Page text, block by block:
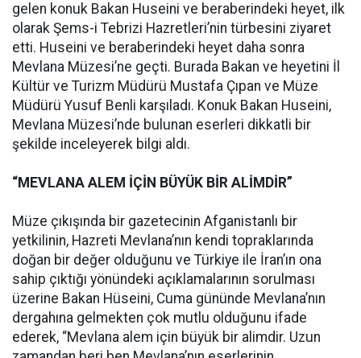
gelen konuk Bakan Huseini ve beraberindeki heyet, ilk
olarak Şems-i Tebrizi Hazretleri’nin türbesini ziyaret
etti. Huseini ve beraberindeki heyet daha sonra
Mevlana Müzesi’ne geçti. Burada Bakan ve heyetini İl
Kültür ve Turizm Müdürü Mustafa Çıpan ve Müze
Müdürü Yusuf Benli karşıladı. Konuk Bakan Huseini,
Mevlana Müzesi’nde bulunan eserleri dikkatli bir
şekilde inceleyerek bilgi aldı.
“MEVLANA ALEM İÇİN BÜYÜK BİR ALİMDİR”
Müze çıkışında bir gazetecinin Afganistanlı bir
yetkilinin, Hazreti Mevlana’nın kendi topraklarında
doğan bir değer olduğunu ve Türkiye ile İran’ın ona
sahip çıktığı yönündeki açıklamalarının sorulması
üzerine Bakan Hüseini, Cuma gününde Mevlana’nın
dergahına gelmekten çok mutlu olduğunu ifade
ederek, “Mevlana alem için büyük bir alimdir. Uzun